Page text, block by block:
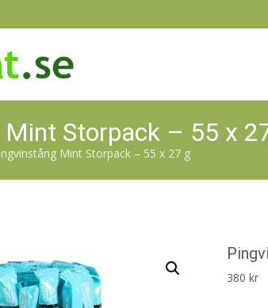
Storpack – 55 x
Mint Storpack – 55 x 27 g
380 kr